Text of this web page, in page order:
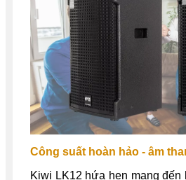
Công suất hoàn hảo - âm
Kiwi LK12 hứa hẹn mang đến